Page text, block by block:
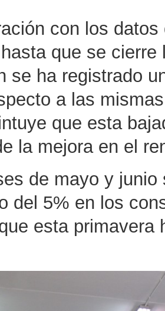
con los
que se
se ha registrado
a las
que esta
la mejora en el
de mayo y
del 5% en los
esta